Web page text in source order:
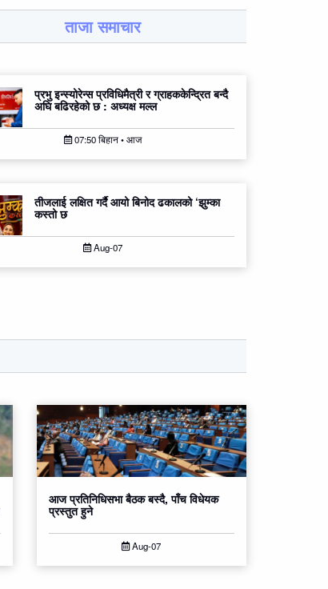
ताजा समाचार
प्रभु इन्स्योरेन्स प्रविधिमैत्री र ग्राहककेन्द्रित बन्दै
अघि बढिरहेको छ : अध्यक्ष मल्ल
07:50 बिहान • आज
तीजलाई लक्षित गर्दै आयो बिनोद ढकालको ‘झुम्का
कस्तो छ
Aug-07
आज प्रतिनिधिसभा बैठक बस्दै, पाँच विधेयक
प्रस्तुत हुने
Aug-07